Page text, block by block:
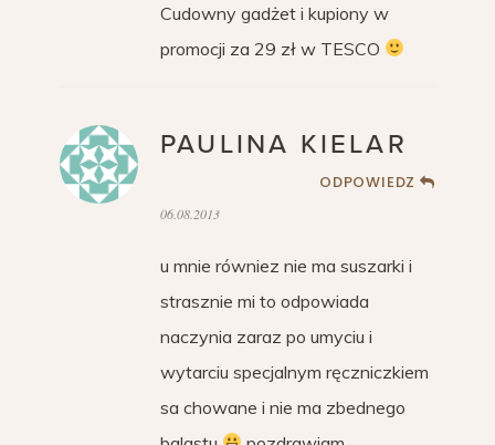
Cudowny gadżet i kupiony w
promocji za 29 zł w TESCO
PAULINA KIELAR
ODPOWIEDZ
06.08.2013
u mnie równiez nie ma suszarki i
strasznie mi to odpowiada
naczynia zaraz po umyciu i
wytarciu specjalnym ręczniczkiem
sa chowane i nie ma zbednego